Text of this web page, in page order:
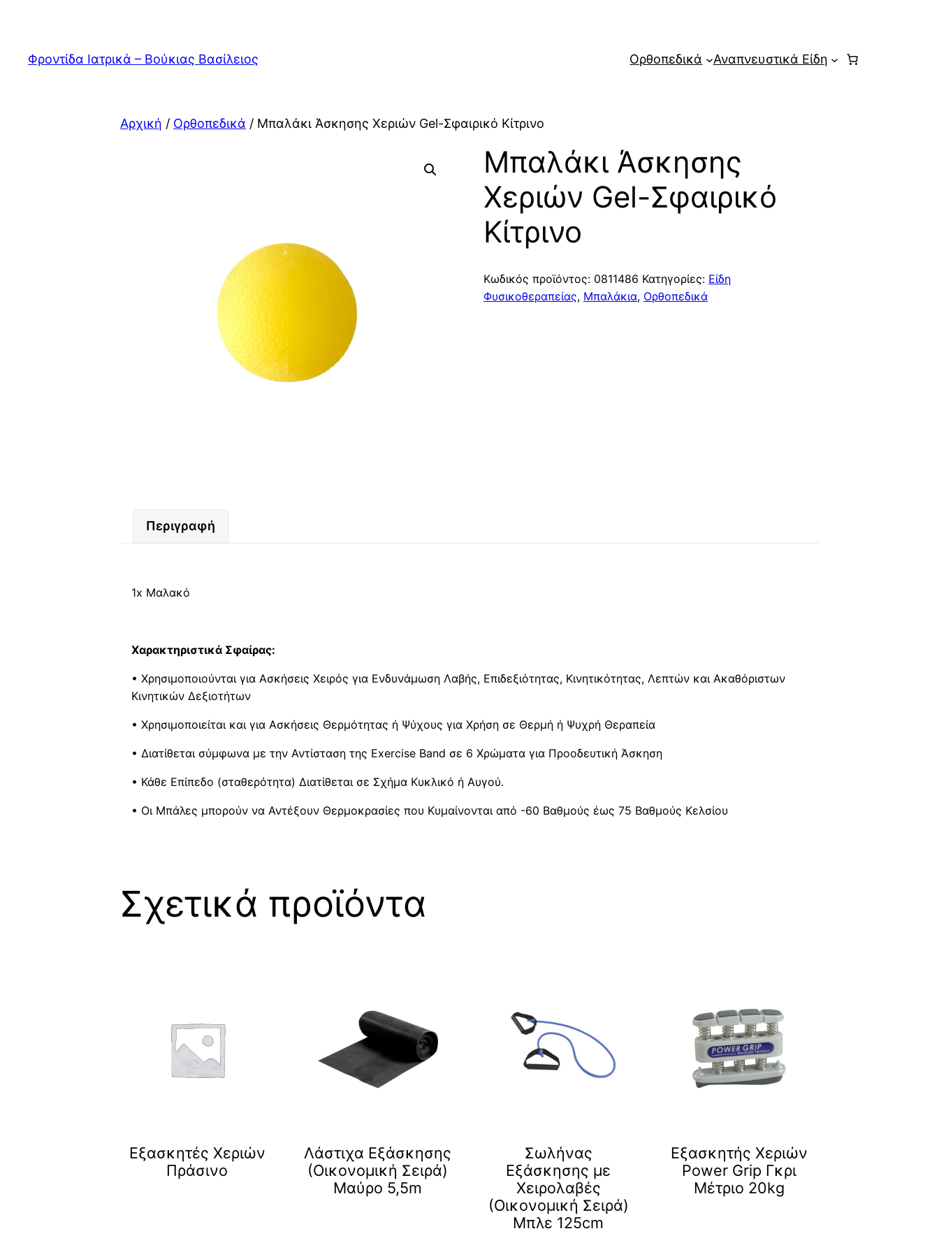
περιεχόμενο
Φροντίδα Ιατρικά – Βούκιας Βασίλειος Ορθοπεδικά Αναπνευστικά Είδη
Αρχική / Ορθοπεδικά / Μπαλάκι Άσκησης Χεριών Gel-Σφαιρικό Κίτρινο
Μπαλάκι Άσκησης
Χεριών Gel-Σφαιρικό
Κίτρινο
Κωδικός προϊόντος: 0811486 Κατηγορίες: Είδη
Φυσικοθεραπείας, Μπαλάκια, Ορθοπεδικά
Περιγραφή
1x Μαλακό
Xαρακτηριστικά Σφαίρας:
• Χρησιμοποιούνται για Ασκήσεις Χειρός για Ενδυνάμωση Λαβής, Επιδεξιότητας, Κινητικότητας, Λεπτών και Ακαθόριστων
Κινητικών Δεξιοτήτων
• Χρησιμοποιείται και για Ασκήσεις Θερμότητας ή Ψύχους για Χρήση σε Θερμή ή Ψυχρή Θεραπεία
• Διατίθεται σύμφωνα με την Αντίσταση της Εxercise Band σε 6 Χρώματα για Προοδευτική Άσκηση
• Κάθε Επίπεδο (σταθερότητα) Διατίθεται σε Σχήμα Κυκλικό ή Αυγού.
• Οι Μπάλες μπορούν να Αντέξουν Θερμοκρασίες που Κυμαίνονται από -60 Βαθμούς έως 75 Βαθμούς Κελσίου
Σχετικά προϊόντα
Εξασκητές Χεριών
Πράσινο
Λάστιχα Εξάσκησης
(Οικονομική Σειρά)
Μαύρο 5,5m
Σωλήνας
Εξάσκησης με
Χειρολαβές
(Οικονομική Σειρά)
Μπλε 125cm
Εξασκητής Χεριών
Power Grip Γκρι
Μέτριο 20kg